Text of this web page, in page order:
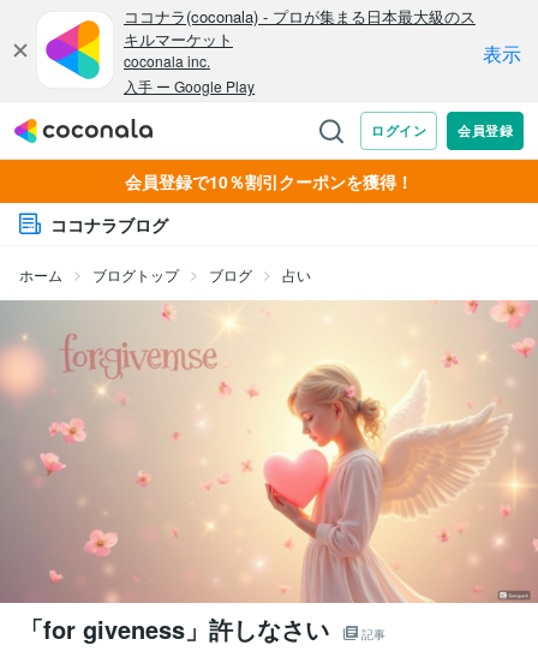
会員登録で10％割引クーポンを獲得！
ココナラブログ
ホーム ブログトップ ブログ 占い
「for giveness」許しなさい 記事